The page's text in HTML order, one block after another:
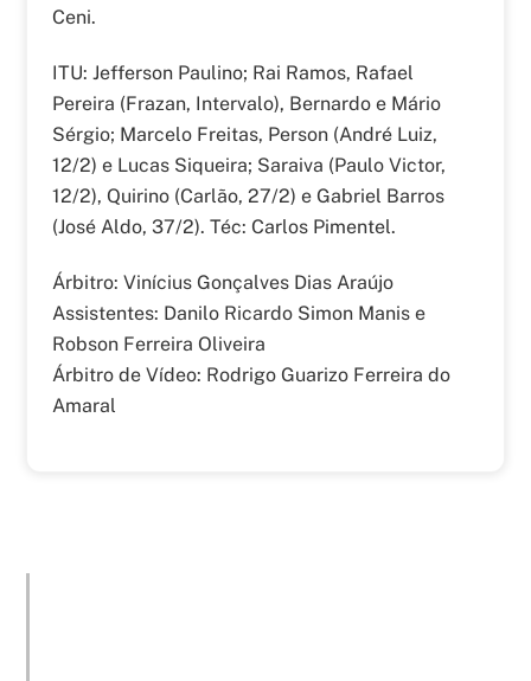
Ceni.
ITU: Jefferson Paulino; Rai Ramos, Rafael
Pereira (Frazan, Intervalo), Bernardo e Mário
Sérgio; Marcelo Freitas, Person (André Luiz,
12/2) e Lucas Siqueira; Saraiva (Paulo Victor,
12/2), Quirino (Carlão, 27/2) e Gabriel Barros
(José Aldo, 37/2). Téc: Carlos Pimentel.
Árbitro: Vinícius Gonçalves Dias Araújo
Assistentes: Danilo Ricardo Simon Manis e
Robson Ferreira Oliveira
Árbitro de Vídeo: Rodrigo Guarizo Ferreira do
Amaral